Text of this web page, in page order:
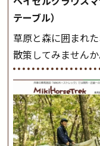
テーブル）
草原と森に囲まれ
散策してみませんか